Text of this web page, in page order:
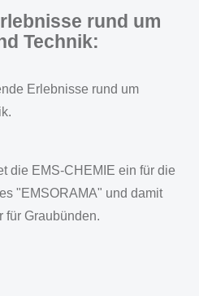
rund um
Technik:
Erlebnisse rund um
die EMS-CHEMIE ein für die
"EMSORAMA" und damit
für Graubünden.